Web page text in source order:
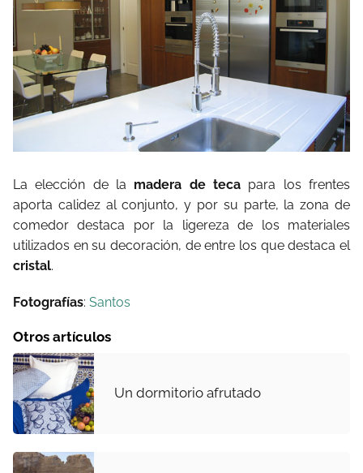
La elección de la madera de teca para los frentes
aporta calidez al conjunto, y por su parte, la zona de
comedor destaca por la ligereza de los materiales
utilizados en su decoración, de entre los que destaca el
cristal.
Fotografías: Santos
Otros artículos
Un dormitorio afrutado